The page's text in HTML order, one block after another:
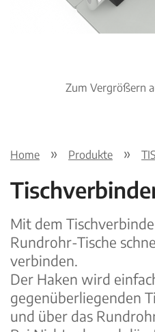
Zum Vergrößern
Home Produkte
Mit dem
Rundrohr-Tische
verbinden.
Der Haken wird
gegenüberliegenden
und über das